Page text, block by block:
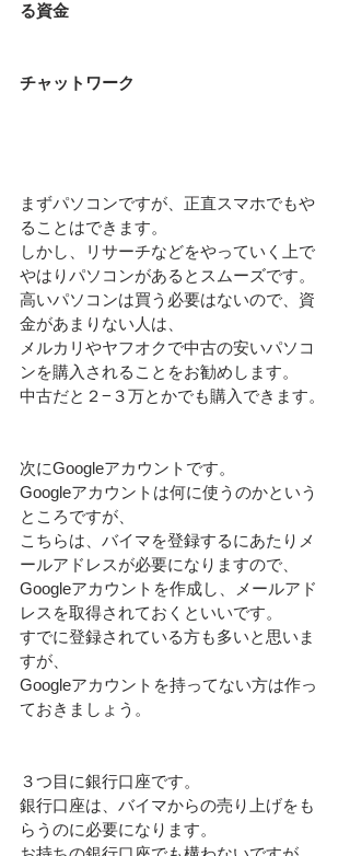
る資金
チャットワーク
まずパソコンですが、正直スマホでもや
ることはできます。
しかし、リサーチなどをやっていく上で
やはりパソコンがあるとスムーズです。
高いパソコンは買う必要はないので、資
金があまりない人は、
メルカリやヤフオクで中古の安いパソコ
ンを購入されることをお勧めします。
中古だと２−３万とかでも購入できます。
次にGoogleアカウントです。
Googleアカウントは何に使うのかという
ところですが、
こちらは、バイマを登録するにあたりメ
ールアドレスが必要になりますので、
Googleアカウントを作成し、メールアド
レスを取得されておくといいです。
すでに登録されている方も多いと思いま
すが、
Googleアカウントを持ってない方は作っ
ておきましょう。
３つ目に銀行口座です。
銀行口座は、バイマからの売り上げをも
らうのに必要になります。